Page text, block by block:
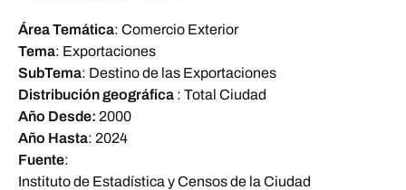
Área Temática: Comercio Exterior
Tema: Exportaciones
SubTema: Destino de las Exportaciones
Distribución geográfica : Total Ciudad
Año Desde: 2000
Año Hasta: 2024
Fuente:
Instituto de Estadística y Censos de la Ciudad